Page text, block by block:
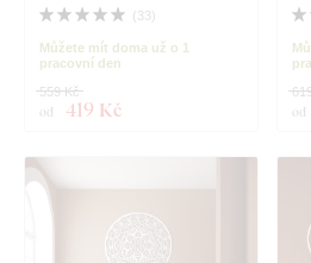
( 33)
Můžete mít doma už o 1
pracovní den
od 419 Kč
559 Kč
od